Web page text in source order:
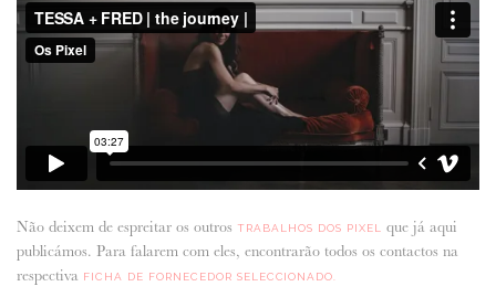
Não deixem de espreitar os outros TRABALHOS DOS PIXEL
que já aqui
publicámos. Para falarem com eles, encontrarão todos os contactos na
respectiva
FICHA DE FORNECEDOR SELECCIONADO.